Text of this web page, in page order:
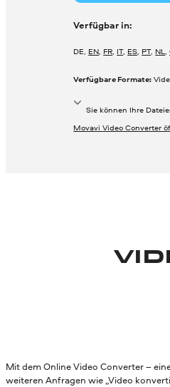
Verfügbar in:
DE, EN, FR, IT, ES, PT, NL,
Verfügbare Formate:
Sie können Ihre
Movavi Video Converter
Mit dem Online Video Converter –
weiteren Anfragen wie „Video